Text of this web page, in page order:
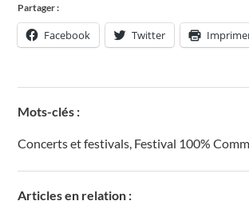
Partager :
Facebook Twitter
Mots-clés :
Concerts et festivals, Festival 100%
Articles en relation :